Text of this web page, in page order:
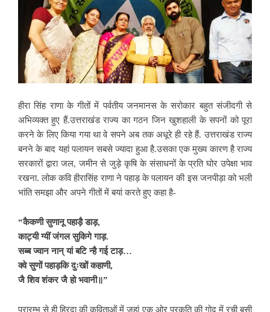
हीरा सिंह राणा केगीतों में पर्वतीय जनमानस के सरोकार बहुत संजीदगी से
अभिव्यक्त हुए हैं.उत्तराखंड राज्य का गठन जिन खुशहाली के सपनों को पूरा
करने के लिए किया गया था वे सपने अब तक अधूरे ही रहे हैं. उत्तराखंड राज्य
बनने के बाद यहां पलायन सबसे ज्यादा हुआ है.उसका एक मुख्य कारण है राज्य
सरकारों द्वारा जल,जमीन से जुड़े कृषि के संसाधनों के प्रति घोर उपेक्षा भाव
रखना. लोक कवि हीरासिंह राणा ने पहाड़ के पलायन की इस जनपीड़ा को भली
भांति समझा और अपने गीतों में बयां करते हुए कहा है-
“कैकणी सुणानू पहाड़ै डाड़,
काट्यी ग्यीं जंगल सुकिगे गाड़.
सब्ब ज्वान नान् यां बटि न्है गई टाड़…
क्वे सुणों पहाड़कि दुःखों कहाणी,
जै शिव शंकर जै हो भवानी॥”
प्रारम्भ से ही हिरदा की कविताओंमें जहां एक ओर प्रकृति की गोद में रची बसी